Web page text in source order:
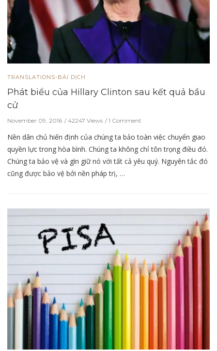
TRANSLATIONS-BÀI DỊCH
Phát biểu của Hillary Clinton sau kết quả bầu
cử
November 09, 2016 42247 Views 1 Comment
Nền dân chủ hiến định của chúng ta bảo toàn việc chuyển giao
quyền lực trong hòa bình. Chúng ta không chỉ tôn trọng điều đó.
Chúng ta bảo vệ và gìn giữ nó với tất cả yêu quý. Nguyên tắc đó
cũng được bảo vệ bởi nền pháp trị, …